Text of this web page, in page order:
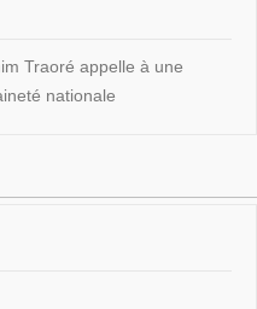
Traoré appelle à une
nationale